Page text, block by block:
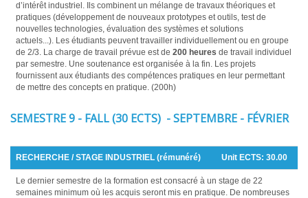
d’intérêt industriel. Ils combinent un mélange de travaux théoriques et
pratiques (développement de nouveaux prototypes et outils, test de
nouvelles technologies, évaluation des systèmes et solutions
actuels...). Les étudiants peuvent travailler individuellement ou en groupe
de 2/3. La charge de travail prévue est de 200 heures de travail individuel
par semestre. Une soutenance est organisée à la fin. Les projets
fournissent aux étudiants des compétences pratiques en leur permettant
de mettre des concepts en pratique. (200h)
SEMESTRE 9 - FALL (30 ECTS) - SEPTEMBRE - FÉVRIER
RECHERCHE / STAGE INDUSTRIEL (rémunéré) Unit ECTS: 30.00
Le dernier semestre de la formation est consacré à un stage de 22
semaines minimum où les acquis seront mis en pratique. De nombreuses